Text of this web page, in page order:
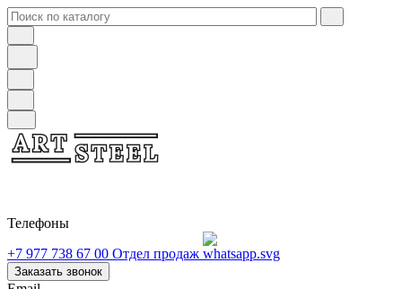
Телефоны
+7 977 738 67 00 Отдел продаж
Заказать звонок